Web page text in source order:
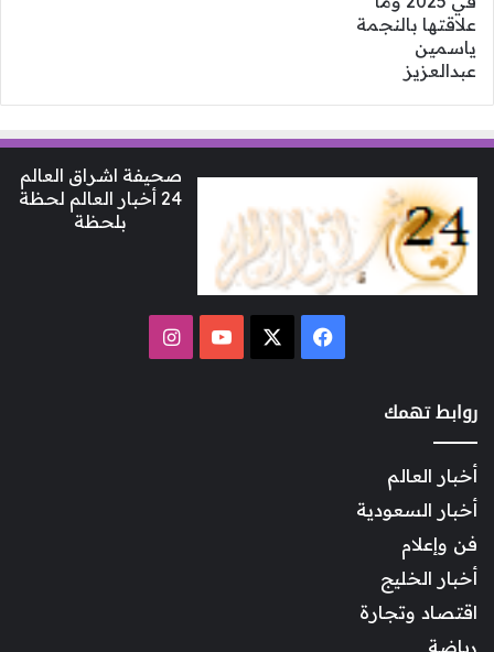
صحيفة اشراق العالم
24 أخبار العالم لحظة
بلحظة
فيسبوك ‫YouTubeانستقرام
روابط تهمك
أخبار العالم
أخبار السعودية
فن وإعلام
أخبار الخليج
اقتصاد وتجارة
رياضة